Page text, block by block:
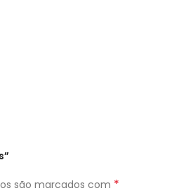
são marcados com *